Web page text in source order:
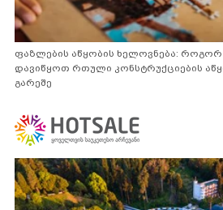
ფაზლების აწყობის ხელოვნება:
დავიწყოთ რთული კონსტრუქციების
გარეშე